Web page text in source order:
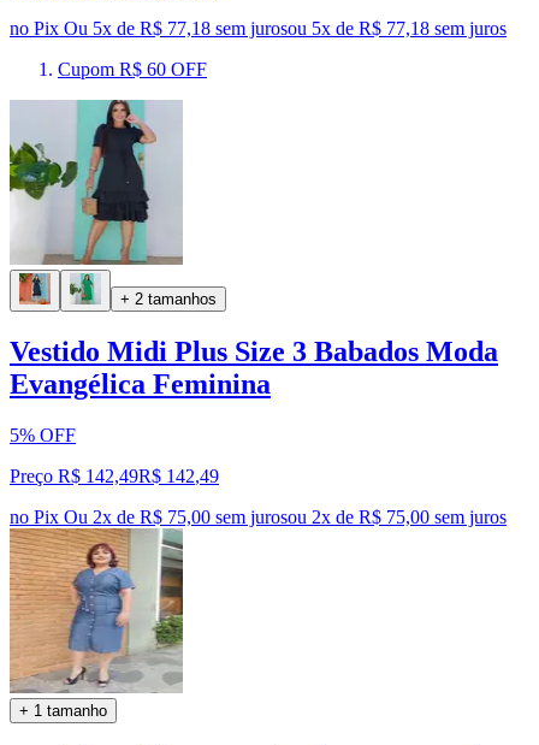
no Pix Ou 5x de R$ 77,18 sem jurosou 5x de R$ 77,18 sem juros
Cupom R$ 60 OFF
+ 2 tamanhos
Vestido Midi Plus Size 3 Babados Moda
Evangélica Feminina
5% OFF
Preço R$ 142,49R$ 142,49
no Pix Ou 2x de R$ 75,00 sem jurosou 2x de R$ 75,00 sem juros
+ 1 tamanho